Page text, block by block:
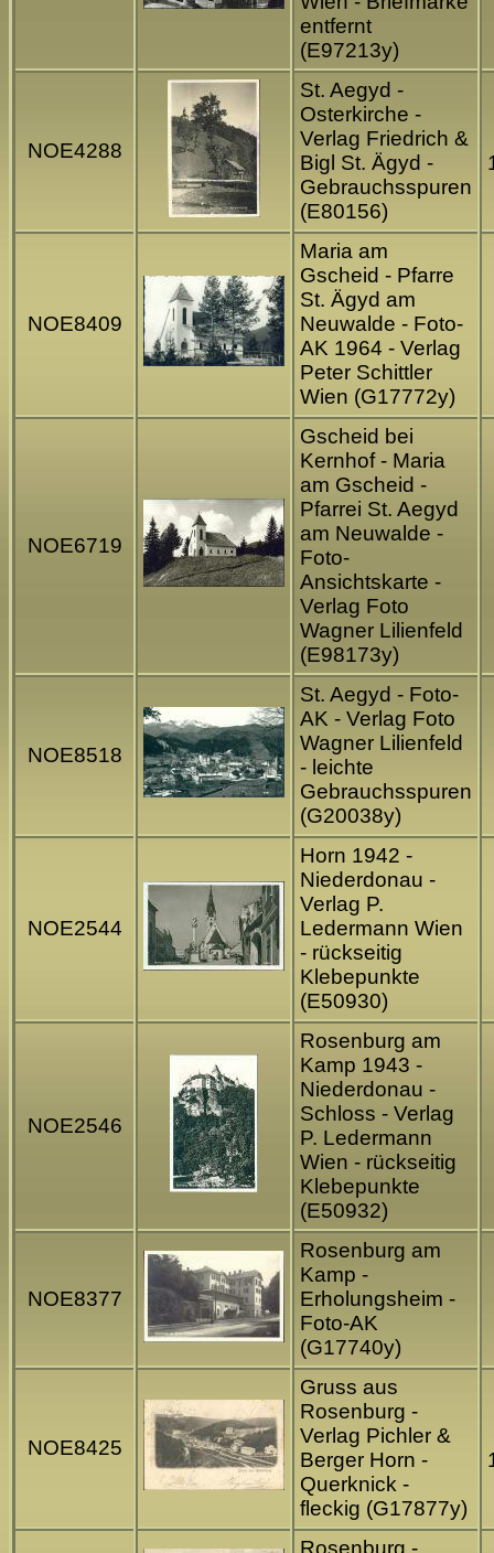
entfernt
(E97213y)
NOE4288
St. Aegyd -
Osterkirche -
Verlag Friedrich &
Bigl St. Ägyd -
Gebrauchsspuren
(E80156)
NOE8409
Maria am
Gscheid - Pfarre
St. Ägyd am
Neuwalde - Foto-
AK 1964 - Verlag
Peter Schittler
Wien (G17772y)
NOE6719
Gscheid bei
Kernhof - Maria
am Gscheid -
Pfarrei St. Aegyd
am Neuwalde -
Foto-
Ansichtskarte -
Verlag Foto
Wagner Lilienfeld
(E98173y)
NOE8518
St. Aegyd - Foto-
AK - Verlag Foto
Wagner Lilienfeld
- leichte
Gebrauchsspuren
(G20038y)
NOE2544
Horn 1942 -
Niederdonau -
Verlag P.
Ledermann Wien
- rückseitig
Klebepunkte
(E50930)
NOE2546
Rosenburg am
Kamp 1943 -
Niederdonau -
Schloss - Verlag
P. Ledermann
Wien - rückseitig
Klebepunkte
(E50932)
NOE8377
Rosenburg am
Kamp -
Erholungsheim -
Foto-AK
(G17740y)
NOE8425
Gruss aus
Rosenburg -
Verlag Pichler &
Berger Horn -
Querknick -
fleckig (G17877y)
Rosenburg -